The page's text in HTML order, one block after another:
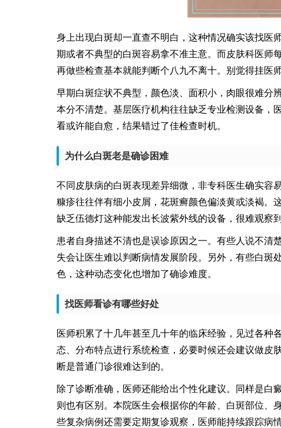
身上出现白斑却一直查不明白，这种情况确实该找医
期或者不典型的白斑容易拿不准主意。而皮肤科医师
再做些检查基本就能判断个八九不离十。别觉得挂医
早期白斑症状不典型，颜色淡、面积小，肉眼很难分
本分不清楚。基层医疗机构往往缺乏专业检测设备，
看或许能自愈，结果错过了佳检查时机。
为什么白斑老是确诊困难
不同皮肤病的白斑表现差异细微，非专科医生确实容
糠疹往往伴有细小皮屑，花斑癣颜色偏淡黄或淡褐。
缺乏伍德灯这种能发出长波紫外线的设备，很难观察
患者自身描述不清也是误诊原因之一。有些人说不清
失会让医生难以判断病情发展阶段。另外，有些白斑
色，这种动态变化也增加了确诊难度。
找医师看诊有哪些好处
医师积累了十几年甚至几十年的临床经验，见过各种
态、分布特点进行系统检查，必要时候还会建议做皮
断是普通门诊很难达到的。
除了诊断准确，医师还能给出个性化建议。同样是白
则也有区别。本院医生会根据你的年龄、白斑部位、
些复杂病例还需要定期复诊观察，医师能持续跟踪病